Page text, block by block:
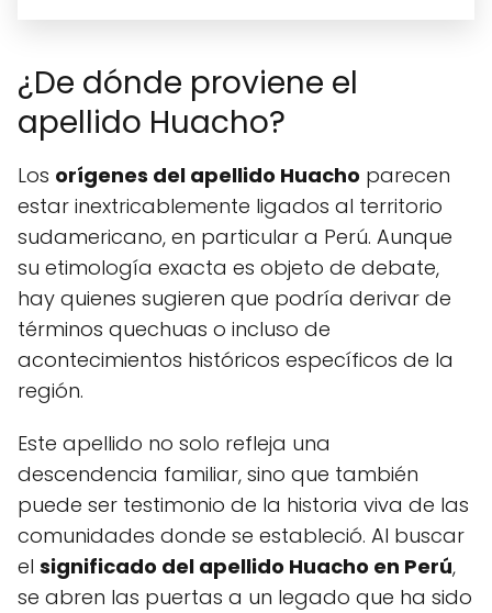
¿De dónde proviene el
apellido Huacho?
Los orígenes del apellido Huacho parecen
estar inextricablemente ligados al territorio
sudamericano, en particular a Perú. Aunque
su etimología exacta es objeto de debate,
hay quienes sugieren que podría derivar de
términos quechuas o incluso de
acontecimientos históricos específicos de la
región.
Este apellido no solo refleja una
descendencia familiar, sino que también
puede ser testimonio de la historia viva de las
comunidades donde se estableció. Al buscar
el significado del apellido Huacho en Perú,
se abren las puertas a un legado que ha sido